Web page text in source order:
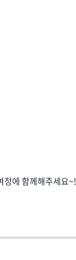
정에 함께해주세요~!